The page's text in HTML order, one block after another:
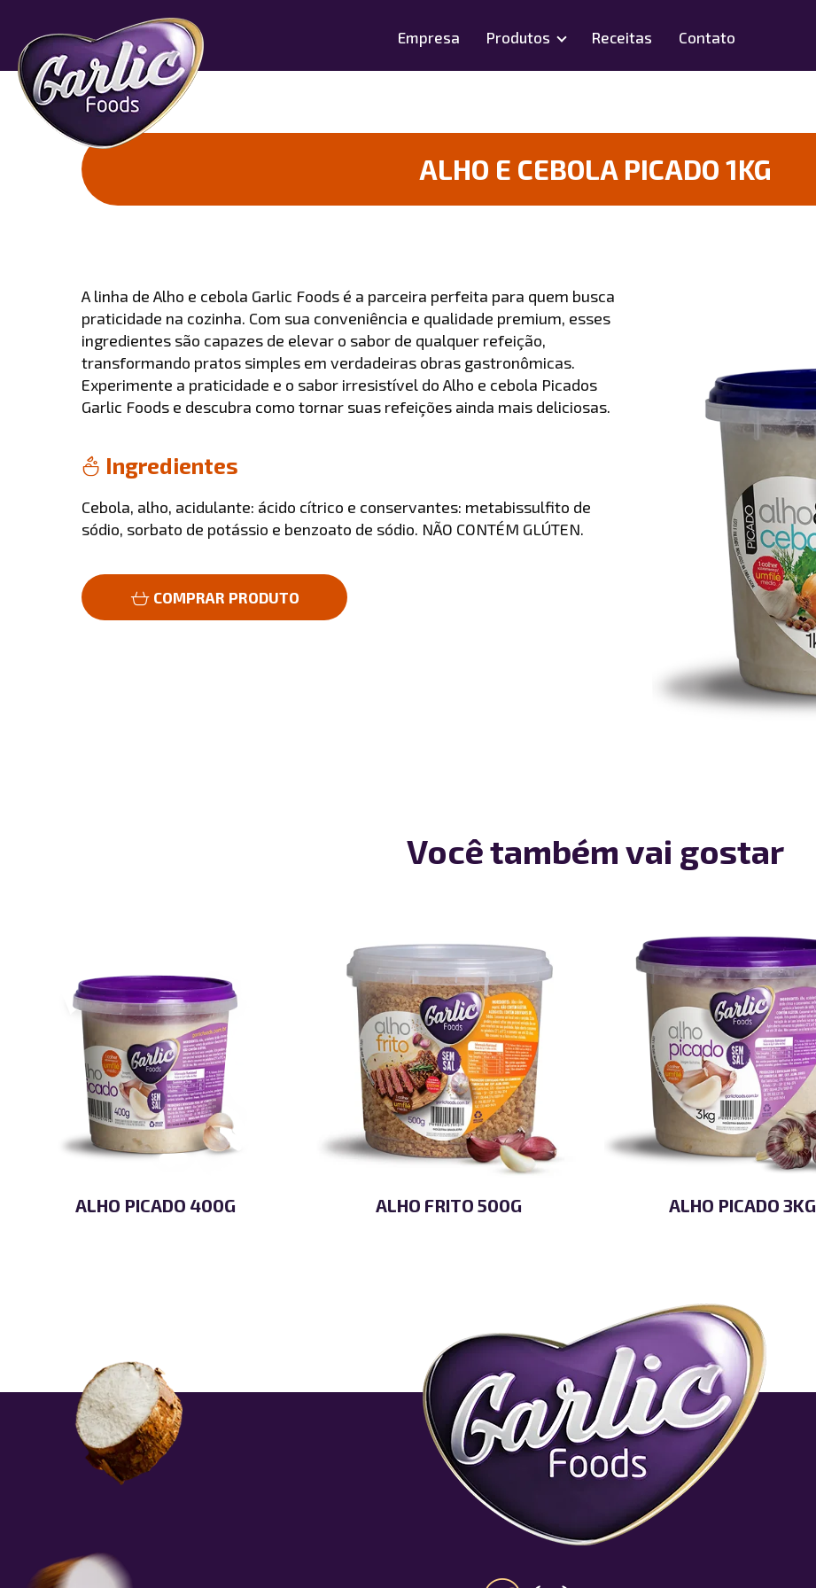
Empresa Produtos Receitas Contato
ALHO E CEBOLA PICADO 1KG
A linha de Alho e cebola Garlic Foods é a parceira perfeita para quem busca
praticidade na cozinha. Com sua conveniência e qualidade premium, esses
ingredientes são capazes de elevar o sabor de qualquer refeição,
transformando pratos simples em verdadeiras obras gastronômicas.
Experimente a praticidade e o sabor irresistível do Alho e cebola Picados
Garlic Foods e descubra como tornar suas refeições ainda mais deliciosas.
Ingredientes
Cebola, alho, acidulante: ácido cítrico e conservantes: metabissulfito de
sódio, sorbato de potássio e benzoato de sódio. NÃO CONTÉM GLÚTEN.
COMPRAR PRODUTO
Você também vai gostar
ALHO PICADO 400G ALHO FRITO 500G ALHO PICADO 3KG